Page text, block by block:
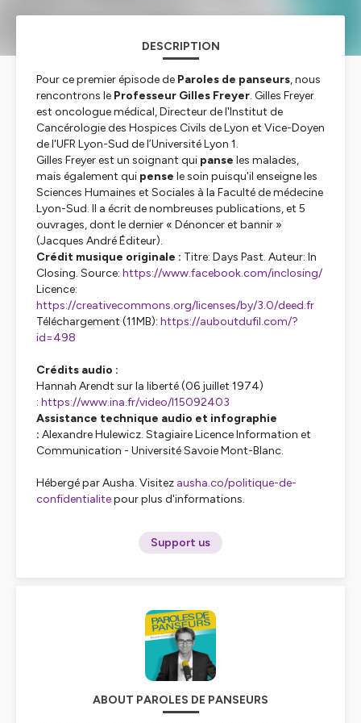
DESCRIPTION
Pour ce premier épisode de Paroles de panseurs, nous
rencontrons le Professeur Gilles Freyer. Gilles Freyer
est oncologue médical, Directeur de l'Institut de
Cancérologie des Hospices Civils de Lyon et Vice-Doyen
de l'UFR Lyon-Sud de l’Université Lyon 1.
Gilles Freyer est un soignant qui panse les malades,
mais également qui pense le soin puisqu'il enseigne les
Sciences Humaines et Sociales à la Faculté de médecine
Lyon-Sud. Il a écrit de nombreuses publications, et 5
ouvrages, dont le dernier « Dénoncer et bannir »
(Jacques André Éditeur).
Crédit musique originale : Titre: Days Past. Auteur: In
Closing. Source: https://www.facebook.com/inclosing/
Licence:
https://creativecommons.org/licenses/by/3.0/deed.fr
Téléchargement (11MB): https://auboutdufil.com/?
id=498
Crédits audio :
Hannah Arendt sur la liberté (06 juillet 1974)
: https://www.ina.fr/video/I15092403
Assistance technique audio et infographie
: Alexandre Hulewicz. Stagiaire Licence Information et
Communication - Université Savoie Mont-Blanc.
Hébergé par Ausha. Visitez ausha.co/politique-de-
confidentialitepour plus d'informations.
Support us
ABOUT PAROLES DE PANSEURS